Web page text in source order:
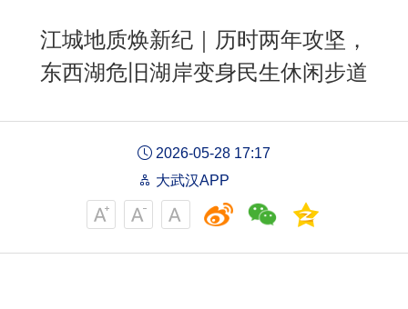
江城地质焕新纪｜历时两年攻坚，
东西湖危旧湖岸变身民生休闲步道
2026-05-28 17:17
大武汉APP